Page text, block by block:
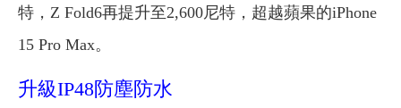
特，Z Fold6再提升至2,600尼特，超越蘋果的iPhone
15 Pro Max。
升級IP48防塵防水